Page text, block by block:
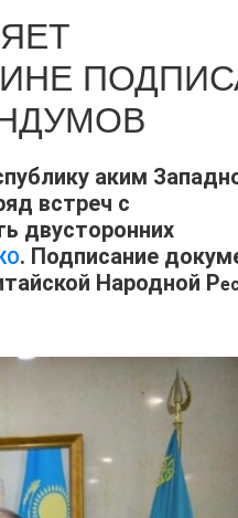
аким
встреч с
двусторонних
. Подписание
Народной Р